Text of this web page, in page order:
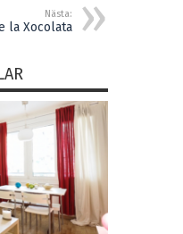
Nästa:
la Xocolata